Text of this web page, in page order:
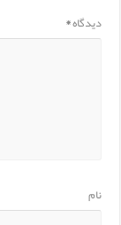
دیدگاه*
نام